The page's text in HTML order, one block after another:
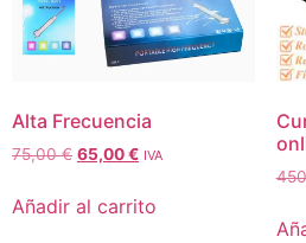
Alta Frecuencia
75,00€ 65,00€ IVA
Añadir al carrito